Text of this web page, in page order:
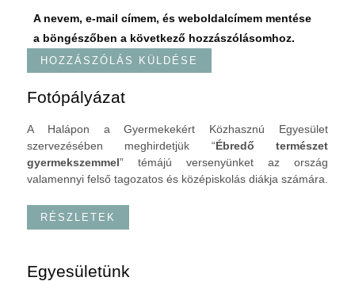
A nevem, e-mail címem, és weboldalcímem mentése
a böngészőben a következő hozzászólásomhoz.
Fotópályázat
A Halápon a Gyermekekért Közhasznú Egyesület
szervezésében meghirdetjük “Ébredő természet
gyermekszemmel” témájú versenyünket az ország
valamennyi felső tagozatos és középiskolás diákja számára.
RÉSZLETEK
Egyesületünk